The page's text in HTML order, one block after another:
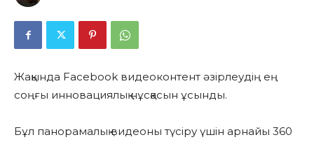
Жақында Facebook видеоконтент әзірлеудің ең
соңғы инновациялық нұсқасын ұсынды.
Бұл панорамалық видеоны түсіру үшін арнайы 360